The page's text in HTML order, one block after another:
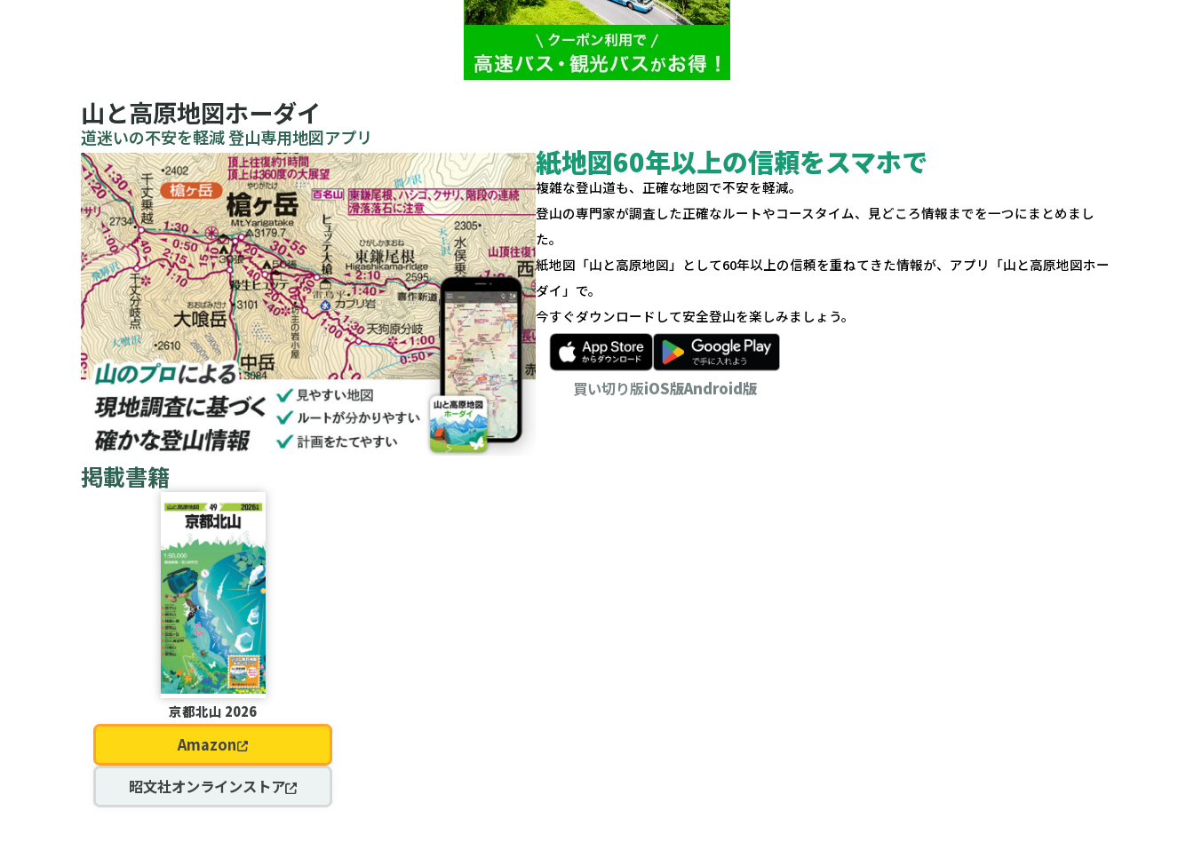
山と高原地図ホーダイ
道迷いの不安を軽減 登山専用地図アプリ
紙地図60年以上の信頼をスマホで
複雑な登山道も、正確な地図で不安を軽減。
登山の専門家が調査した正確なルートやコースタイム、見どころ情報までを一つにまとめまし
た。
紙地図「山と高原地図」として60年以上の信頼を重ねてきた情報が、アプリ「山と高原地図ホー
ダイ」で。
今すぐダウンロードして安全登山を楽しみましょう。
買い切り版iOS版Android版
掲載書籍
京都北山 2026
Amazon
昭文社オンラインストア